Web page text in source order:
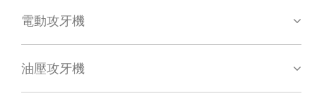
電動攻牙機
油壓攻牙機